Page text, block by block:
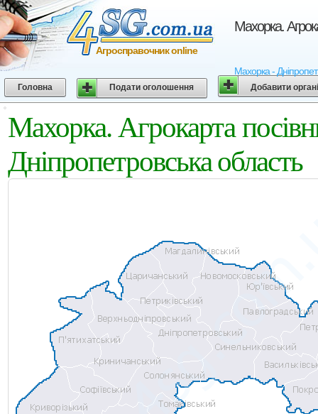
Махорка.
Махорка -
Агросправочник online
Головна Подати оголошення Добавити
Махорка. Агрокарта
Дніпропетровська область